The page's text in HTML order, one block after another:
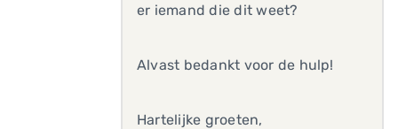
er iemand die dit weet?
Alvast bedankt voor de hulp!
Hartelijke groeten,